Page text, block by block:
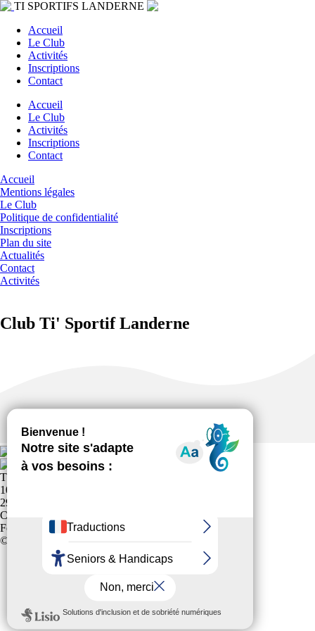
TI SPORTIFS LANDERNE
Accueil
Le Club
Activités
Inscriptions
Contact
Accueil
Le Club
Activités
Inscriptions
Contact
Accueil
Mentions légales
Le Club
Politique de confidentialité
Inscriptions
Plan du site
Actualités
Contact
Activités
Club Ti' Sportif Landerne
TI SPORTIFS LANDERNE
10 rue du calvaire Office Municipale des Sports
29800 LANDERNEAU
Club affilié à la
Fédération Française Sports pour Tous
© 2024 Tous Droits Réservés
Politique de confidentialité